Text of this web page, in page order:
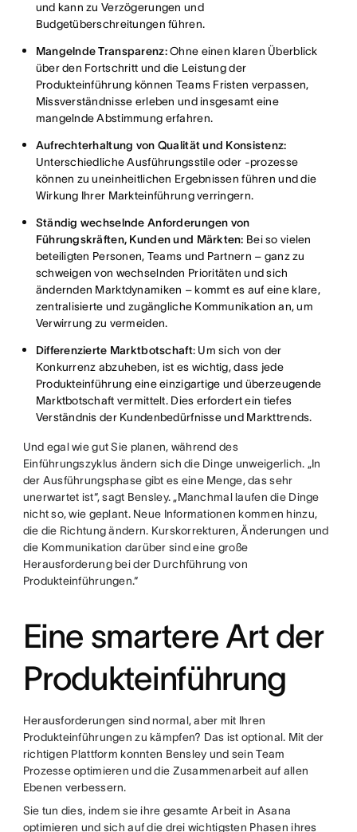
und kann zu Verzögerungen und
Budgetüberschreitungen führen.
Mangelnde Transparenz:Ohne einen klaren Überblick
über den Fortschritt und die Leistung der
Produkteinführung können Teams Fristen verpassen,
Missverständnisse erleben und insgesamt eine
mangelnde Abstimmung erfahren.
Aufrechterhaltung von Qualität und Konsistenz:
Unterschiedliche Ausführungsstile oder -prozesse
können zu uneinheitlichen Ergebnissen führen und die
Wirkung Ihrer Markteinführung verringern.
Ständig wechselnde Anforderungen von
Führungskräften, Kunden und Märkten: Bei so vielen
beteiligten Personen, Teams und Partnern – ganz zu
schweigen von wechselnden Prioritäten und sich
ändernden Marktdynamiken – kommt es auf eine klare,
zentralisierte und zugängliche Kommunikation an, um
Verwirrung zu vermeiden.
Differenzierte Marktbotschaft: Um sich von der
Konkurrenz abzuheben, ist es wichtig, dass jede
Produkteinführung eine einzigartige und überzeugende
Marktbotschaft vermittelt. Dies erfordert ein tiefes
Verständnis der Kundenbedürfnisse und Markttrends.
Und egal wie gut Sie planen, während des
Einführungszyklus ändern sich die Dinge unweigerlich. „In
der Ausführungsphase gibt es eine Menge, das sehr
unerwartet ist“, sagt Bensley. „Manchmal laufen die Dinge
nicht so, wie geplant. Neue Informationen kommen hinzu,
die die Richtung ändern. Kurskorrekturen, Änderungen und
die Kommunikation darüber sind eine große
Herausforderung bei der Durchführung von
Produkteinführungen.“
Eine smartere Art der
Produkteinführung
Herausforderungen sind normal, aber mit Ihren
Produkteinführungen zu kämpfen? Das ist optional. Mit der
richtigen Plattform konnten Bensley und sein Team
Prozesse optimieren und die Zusammenarbeit auf allen
Ebenen verbessern.
Sie tun dies, indem sie ihre gesamte Arbeit in Asana
optimieren und sich auf die drei wichtigsten Phasen ihres